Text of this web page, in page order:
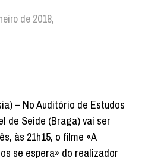
de 2018,
– No Auditório de Estudos
de Seide (Braga) vai ser
às 21h15, o filme «A
se espera» do realizador